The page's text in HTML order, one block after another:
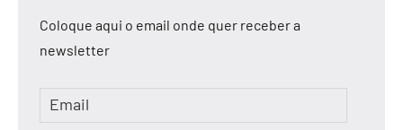
Coloque aqui o email onde quer receber a
newsletter
Email